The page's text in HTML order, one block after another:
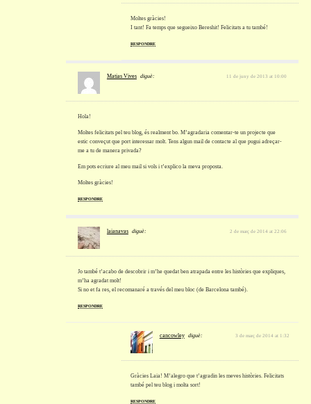
Moltes gràcies!
I tant! Fa temps que segueixo Bereshit! Felicitats a tu també!
RESPONDRE
Matias Vives diguè: 11 de juny de 2013 at 10:00
Hola!
Moltes felicitats pel teu blog, és realment bo. M’agradaria comentar-te un projecte que
estic conveçut que port interessar molt. Tens algun mail de contacte al que pugui adreçar-
me a tu de manera privada?
Em pots ecriure al meu mail si vols i t’explico la meva proposta.
Moltes gràcies!
RESPONDRE
laianavas diguè: 2 de març de 2014 at 22:06
Jo també t’acabo de descobrir i m’he quedat ben atrapada entre les històries que expliques,
m’ha agradat molt!
Si no et fa res, el recomanaré a través del meu bloc (de Barcelona també).
RESPONDRE
cancowley diguè: 3 de març de 2014 at 1:32
Gràcies Laia! M’alegro que t’agradin les meves històries. Felicitats
també pel teu blog i molta sort!
RESPONDRE